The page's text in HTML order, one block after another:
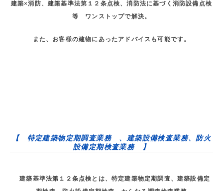
建築×消防、建築基準法第１２条点検、消防法に基づく消防設備点検
等 ワンストップで解決。
また、お客様の建物にあったアドバイスも可能です。
【 特定建築物定期調査業務 、建築設備検査業務、防火
設備定期検査業務 】
建築基準法第１２条点検とは、特定建築物定期調査、建築設備定